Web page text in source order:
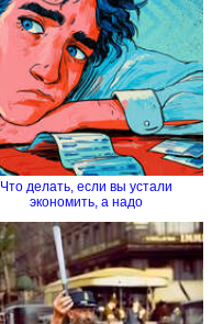
Что делать, если вы устали
экономить, а надо